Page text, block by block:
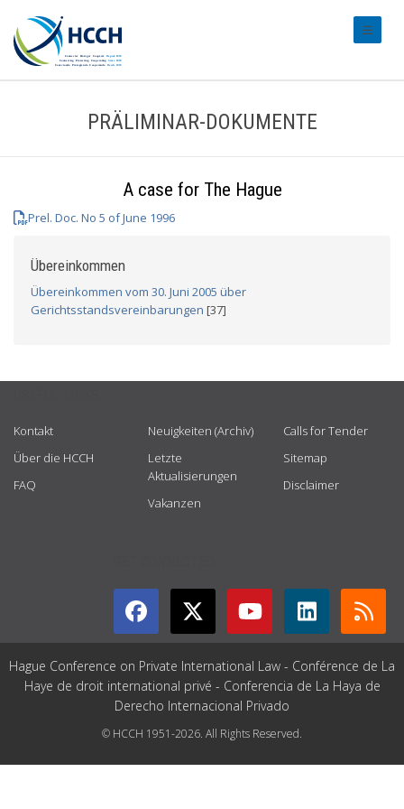
PRÄLIMINAR-DOKUMENTE
A case for The Hague
Prel. Doc. No 5 of June 1996
Übereinkommen
Übereinkommen vom 30. Juni 2005 über
Gerichtsstandsvereinbarungen [37]
Kontakt
Über die HCCH
FAQ
Neuigkeiten (Archiv)
Letzte
Aktualisierungen
Vakanzen
Calls for Tender
Sitemap
Disclaimer
Hague Conference on Private International Law - Conférence de La
Haye de droit international privé - Conferencia de La Haya de
Derecho Internacional Privado
© HCCH 1951-2026. All Rights Reserved.